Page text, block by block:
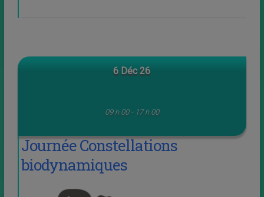
6 Déc 26
09 h 00 - 17 h 00
Journée Constellations
biodynamiques